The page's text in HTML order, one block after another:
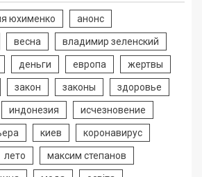
юхименко анонс
весна владимир зеленский
деньги европа жертвы
закон законы здоровье
индонезия исчезновение
киев коронавирус
лето максим степанов